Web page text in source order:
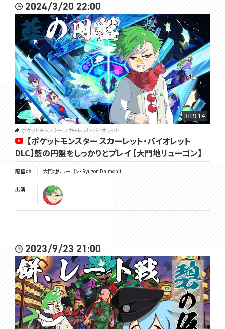
2024/3/20 22:00
3:19:14
ポケットモンスター スカーレット・バイオレット
【ポケットモンスター スカーレット・バイオレット
DLC】藍の円盤をしっかりとプレイ 【大門地リューゴン】
配信ch 大門地リューゴン・Ryugon Daimonji
出演
2023/9/23 21:00